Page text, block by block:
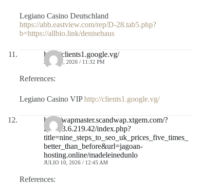
Legiano Casino Deutschland
https://abb.eastview.com/rep/D-28.tab5.php?
b=https://allbio.link/denisehaus
http://clients1.google.vg/
JULIO 9, 2026 / 11:32 PM
References:
Legiano Casino VIPhttp://clients1.google.vg/
http://wapmaster.scandwap.xtgem.com/?
id=133.6.219.42/index.php?
title=nine_steps_to_seo_uk_prices_five_times_
better_than_before&url=jagoan-
hosting.online/madeleinedunlo
JULIO 10, 2026 / 12:45 AM
References: